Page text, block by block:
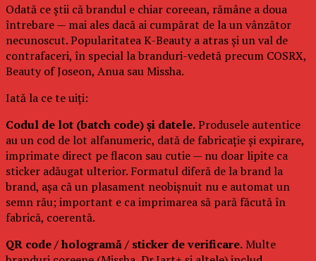
Odată ce știi că brandul e chiar coreean, rămâne a doua
întrebare — mai ales dacă ai cumpărat de la un vânzător
necunoscut. Popularitatea K-Beauty a atras și un val de
contrafaceri, în special la branduri-vedetă precum COSRX,
Beauty of Joseon, Anua sau Missha.
Iată la ce te uiți:
Codul de lot (batch code) și datele.Produsele autentice
au un cod de lot alfanumeric, dată de fabricație și expirare,
imprimate direct pe flacon sau cutie — nu doar lipite ca
sticker adăugat ulterior. Formatul diferă de la brand la
brand, așa că un plasament neobișnuit nu e automat un
semn rău; important e ca imprimarea să pară făcută în
fabrică, coerentă.
QR code / hologramă / sticker de verificare.Multe